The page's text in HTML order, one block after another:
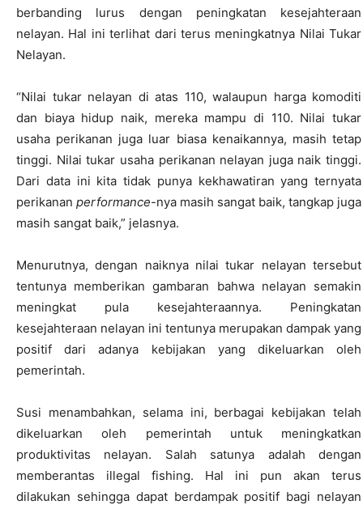
berbanding lurus dengan peningkatan kesejahteraan
nelayan. Hal ini terlihat dari terus meningkatnya Nilai Tukar
Nelayan.
“Nilai tukar nelayan di atas 110, walaupun harga komoditi
dan biaya hidup naik, mereka mampu di 110. Nilai tukar
usaha perikanan juga luar biasa kenaikannya, masih tetap
tinggi. Nilai tukar usaha perikanan nelayan juga naik tinggi.
Dari data ini kita tidak punya kekhawatiran yang ternyata
perikanan performance-nya masih sangat baik, tangkap juga
masih sangat baik,” jelasnya.
Menurutnya, dengan naiknya nilai tukar nelayan tersebut
tentunya memberikan gambaran bahwa nelayan semakin
meningkat pula kesejahteraannya. Peningkatan
kesejahteraan nelayan ini tentunya merupakan dampak yang
positif dari adanya kebijakan yang dikeluarkan oleh
pemerintah.
Susi menambahkan, selama ini, berbagai kebijakan telah
dikeluarkan oleh pemerintah untuk meningkatkan
produktivitas nelayan. Salah satunya adalah dengan
memberantas illegal fishing. Hal ini pun akan terus
dilakukan sehingga dapat berdampak positif bagi nelayan